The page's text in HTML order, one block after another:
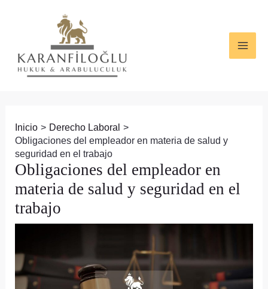
Inicio
Derecho Laboral
Obligaciones del empleador en materia de salud y
seguridad en el trabajo
Obligaciones del empleador en
materia de salud y seguridad en el
trabajo